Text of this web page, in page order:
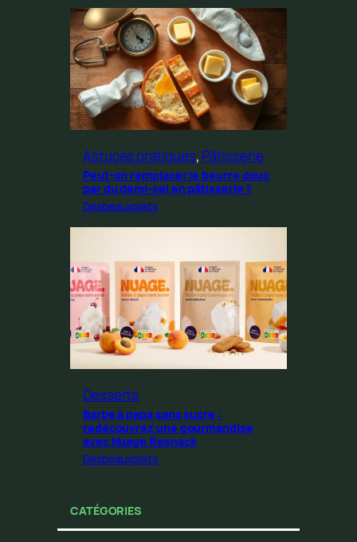
Astuces pratiques, Pâtisserie
Peut-on remplacer le beurre doux
par du demi-sel en pâtisserie ?
Desbeauxplats
Desserts
Barbe à papa sans sucre :
redécouvrez une gourmandise
avec Nuage Resnack
Desbeauxplats
CATÉGORIES